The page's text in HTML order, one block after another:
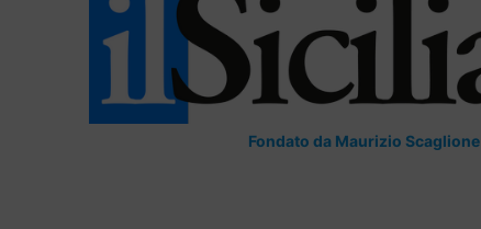
Fondato da Maurizio Scaglione